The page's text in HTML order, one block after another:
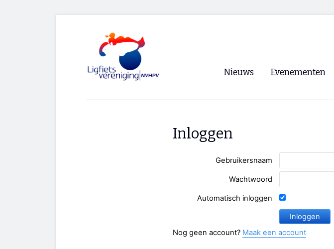
Nieuws Evenementen
Paastreffen
Oliebollentocht
Inloggen
Gebruikersnaam
Wachtwoord
Automatisch inloggen
Nog geen account? Maak een account